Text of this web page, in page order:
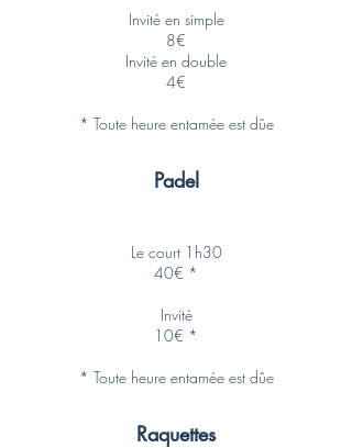
Invité en simple
8€
Invité en double
4€
* Toute heure entamée est dûe
Padel
Le court 1h30
40€ *
Invité
10€ *
* Toute heure entamée est dûe
Raquettes